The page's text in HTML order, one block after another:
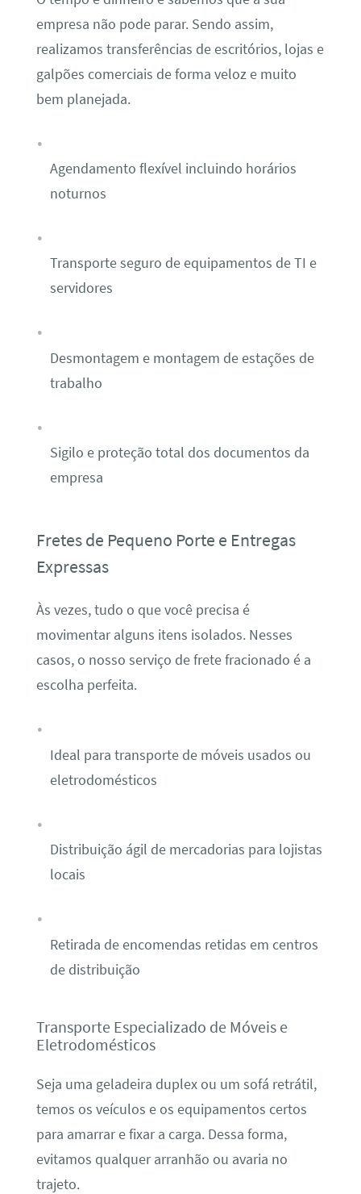
empresa não pode parar. Sendo assim,
realizamos transferências de escritórios, lojas e
galpões comerciais de forma veloz e muito
bem planejada.
Agendamento flexível incluindo horários
noturnos
Transporte seguro de equipamentos de TI e
servidores
Desmontagem e montagem de estações de
trabalho
Sigilo e proteção total dos documentos da
empresa
Fretes de Pequeno Porte e Entregas
Expressas
Às vezes, tudo o que você precisa é
movimentar alguns itens isolados. Nesses
casos, o nosso serviço de frete fracionado é a
escolha perfeita.
Ideal para transporte de móveis usados ou
eletrodomésticos
Distribuição ágil de mercadorias para lojistas
locais
Retirada de encomendas retidas em centros
de distribuição
Transporte Especializado de Móveis e
Eletrodomésticos
Seja uma geladeira duplex ou um sofá retrátil,
temos os veículos e os equipamentos certos
para amarrar e fixar a carga. Dessa forma,
evitamos qualquer arranhão ou avaria no
trajeto.